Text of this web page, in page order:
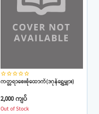
star_borderstar_borderstar_borderstar_borderstar_border
ကတ္တရာစေးစုံထောက်(ဒဂုန်ရွှေမျှား)
2,000 ကျပ်
Out of Stock